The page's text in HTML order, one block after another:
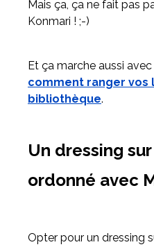
Mais ça, ça ne fait pas
Konmari ! ;-)
Et ça marche aussi
comment ranger vos
bibliothèque.
Un dressing
ordonné avec
Opter pour un dressing